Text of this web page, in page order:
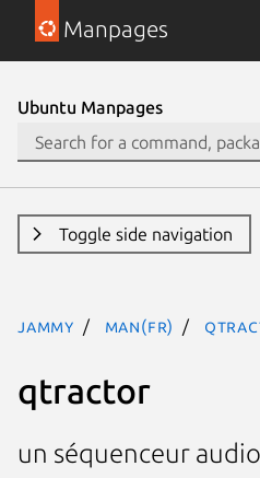
Manpages
Ubuntu Manpages
Toggle side navigation
jammy man(fr)
qtractor
un séquenceur